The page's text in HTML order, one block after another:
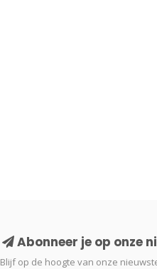
Abonneer je op onze
Blijf op de hoogte van onze